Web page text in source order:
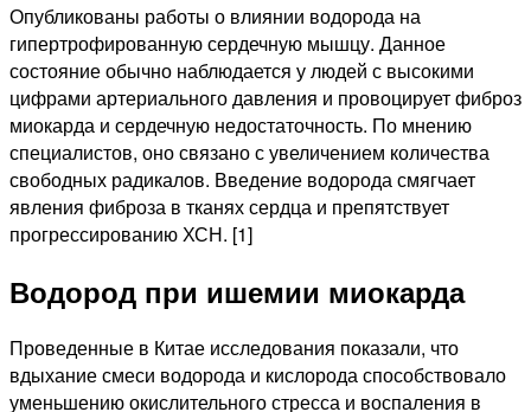
Опубликованы работы о влиянии водорода на
гипертрофированную сердечную мышцу. Данное
состояние обычно наблюдается у людей с высокими
цифрами артериального давления и провоцирует фиброз
миокарда и сердечную недостаточность. По мнению
специалистов, оно связано с увеличением количества
свободных радикалов. Введение водорода смягчает
явления фиброза в тканях сердца и препятствует
прогрессированию ХСН. [1]
Водород при ишемии миокарда
Проведенные в Китае исследования показали, что
вдыхание смеси водорода и кислорода способствовало
уменьшению окислительного стресса и воспаления в